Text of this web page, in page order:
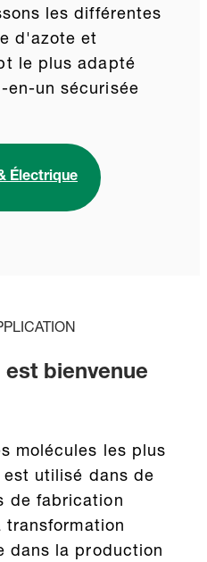
les différentes
d'azote et
le plus adapté
en-un sécurisée
Électrique
bienvenue
molécules les plus
utilisé dans de
de fabrication
dans la production